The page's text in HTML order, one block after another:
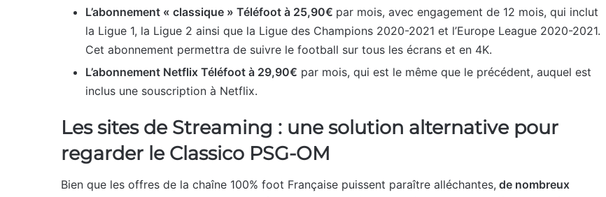
L’abonnement « classique » Téléfoot à 25,90€ par mois, avec engagement de 12 mois, qui inclut
la Ligue 1, la Ligue 2 ainsi que la Ligue des Champions 2020-2021 et l’Europe League 2020-2021.
Cet abonnement permettra de suivre le football sur tous les écrans et en 4K.
L’abonnement Netflix Téléfoot à 29,90€ par mois, qui est le même que le précédent, auquel est
inclus une souscription à Netflix.
Les sites de Streaming : une solution alternative pour
regarder le Classico PSG-OM
Bien que les offres de la chaîne 100% foot Française puissent paraître alléchantes, de nombreux